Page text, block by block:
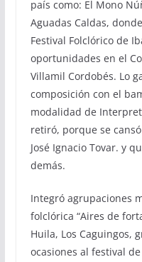
país como: El Mono
Aguadas Caldas,
Festival Folclórico de
oportunidades en el
Villamil Cordobés. Lo
composición con el
modalidad de
retiró, porque se
José Ignacio Tovar. y
demás.
Integró agrupaciones
folclórica “Aires de
Huila, Los Caguingos,
ocasiones al festival